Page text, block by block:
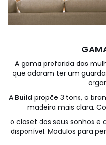
A gama preferida das
que adoram ter um
A Build propõe 3 tons, o
madeira mais clara.
o closet dos seus sonhos
disponível. Módulos para